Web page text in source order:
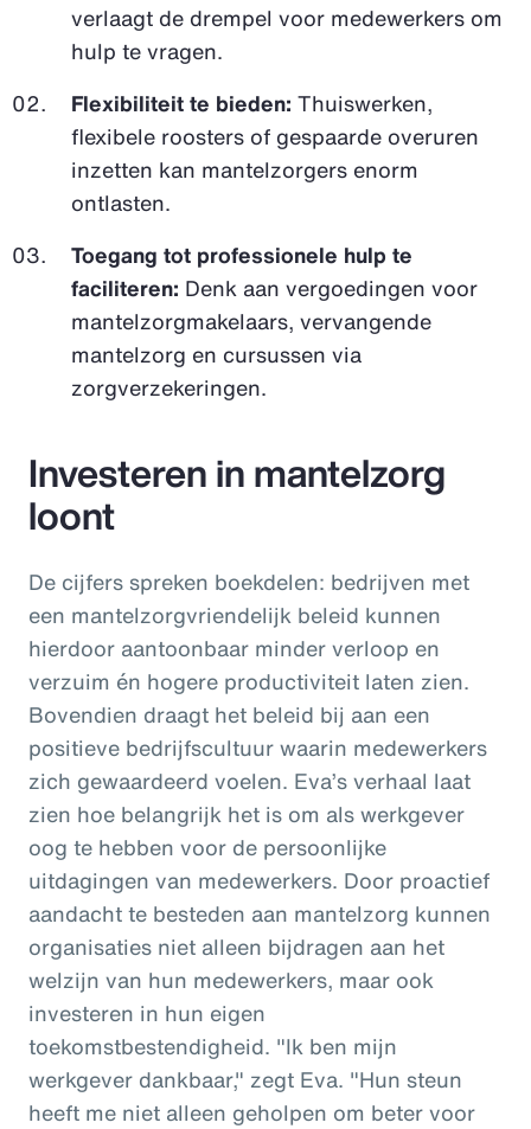
verlaagt de drempel voor medewerkers om
hulp te vragen.
Flexibiliteit te bieden: Thuiswerken,
flexibele roosters of gespaarde overuren
inzetten kan mantelzorgers enorm
ontlasten.
Toegang tot professionele hulp te
faciliteren: Denk aan vergoedingen voor
mantelzorgmakelaars, vervangende
mantelzorg en cursussen via
zorgverzekeringen.
Investeren in mantelzorg
loont
De cijfers spreken boekdelen: bedrijven met
een mantelzorgvriendelijk beleid kunnen
hierdoor aantoonbaar minder verloop en
verzuim én hogere productiviteit laten zien.
Bovendien draagt het beleid bij aan een
positieve bedrijfscultuur waarin medewerkers
zich gewaardeerd voelen. Eva’s verhaal laat
zien hoe belangrijk het is om als werkgever
oog te hebben voor de persoonlijke
uitdagingen van medewerkers. Door proactief
aandacht te besteden aan mantelzorg kunnen
organisaties niet alleen bijdragen aan het
welzijn van hun medewerkers, maar ook
investeren in hun eigen
toekomstbestendigheid. "Ik ben mijn
werkgever dankbaar," zegt Eva. "Hun steun
heeft me niet alleen geholpen om beter voor